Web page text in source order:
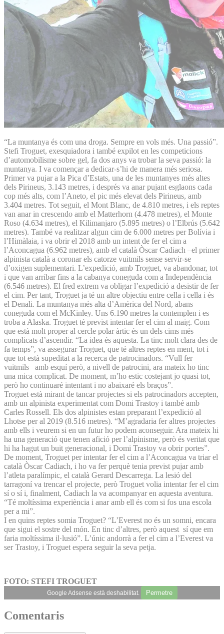
“La muntanya és com una droga. Sempre en vols més. Una passió”.
Stefi Troguet, exesquiadora i també expilot en les competicions
d’automobilisme sobre gel, fa dos anys va trobar la seva passió: la
muntanya. I va començar a dedicar-s’hi de manera més seriosa.
Primer va pujar a la Pica d’Estats, una de les muntanyes més altes
dels Pirineus, 3.143 metres, i després va anar pujant esglaons cada
cop més alts, com l’Aneto, el pic més elevat dels Pirineus, amb
3.404 metres. Tot seguit, el Mont Blanc, de 4.810 metres, i els reptes
van anar in crescendo amb el Matterhorn (4.478 metres), el Monte
Roso (4.634 metres), el Kilimanjaro (5.895 metres) o l’Elbrús (5.642
metres). També va realitzar algun cim de 6.000 metres per Bolívia i
l’Himàlaia, i va obrir el 2018 amb un intent de fer el cim a
l’Aconcagua (6.962 metres), amb el català Òscar Cadiach –el primer
alpinista català a coronar els catorze vuitmils sense servir-se
d’oxigen suplementari. L’expedició, amb Troguet, va abandonar, tot
i que van arribar fins a la cabanya coneguda com a Independència
(6.546 metres). El fred extrem va obligar l’expedició a desistir de fer
el cim. Per tant, Troguet ja té un altre objectiu entre cella i cella i és
el Denali. La muntanya més alta d’Amèrica del Nord, abans
coneguda com el McKinley. Uns 6.190 metres la contemplen i es
troba a Alaska. Troguet té previst intentar fer el cim al maig. Com
que està molt proper al cercle polar àrtic és un dels cims més
complicats d’ascendir. “La idea és aquesta. La tinc molt clara des de
fa temps”, va assegurar Troguet, que té altres reptes en ment, tot i
que tot està supeditat a la recerca de patrocinadors. “Vull fer
vuitmils amb esquí però, a nivell de patrocini, ara mateix ho tinc
una mica complicat. De moment, m’ho estic costejant jo quasi tot,
però ho continuaré intentant i no abaixaré els braços”.
Troguet està mirant de tancar projectes si els patrocinadors accepten,
amb un alpinista experimentat com Domi Trastoy i també amb
Carles Rossell. Els dos alpinistes estan preparant l’expedició al
Lhotse per al 2019 (8.516 metres). “M’agradaria fer altres projectes
amb ells i veurem si en un futur ho podem aconseguir. Ara mateix hi
ha una generació que tenen afició per l’alpinisme, però és veritat que
hi ha hagut un buit generacional, i Domi Trastoy va obrir portes”.
De moment, Troguet per intentar fer el cim a l’Aconcagua va triar el
català Òscar Cadiach, i ho va fer perquè tenia previst pujar amb
l’atleta paralímpic, el català Gerard Descarrega. La lesió del
tarragoní va trencar el projecte, però Troguet volia intentar fer el cim
sí o sí i, finalment, Cadiach la va acompanyar en aquesta aventura.
“Té moltíssima experiència i anar amb ell és com si fos una escola
per a mi”.
I en quins reptes somia Troguet? “L’Everest no és un somni, encara
que sigui el sostre del món. En tinc d’altres, però aquest sí que em
faria moltíssima il·lusió”. L’únic andorrà a fer el cim a l’Everest va
ser Trastoy, i Troguet espera seguir la seva petja.
FOTO: STEFI TROGUET
Google Adsense està deshabilitat. Permetre
Comentaris